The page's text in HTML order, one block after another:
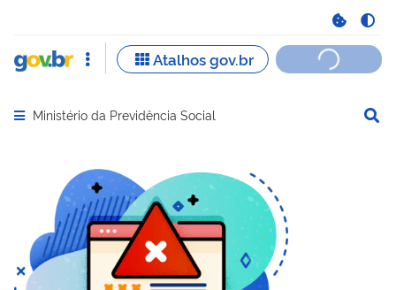
Abrir menu principal de navegação
Ministério da Previdência Social